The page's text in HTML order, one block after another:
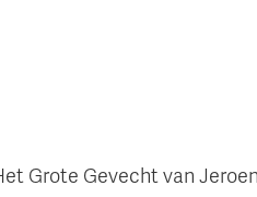
Grote Gevecht van